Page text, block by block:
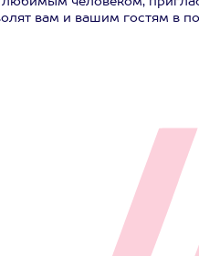
вам и вашим гостям в